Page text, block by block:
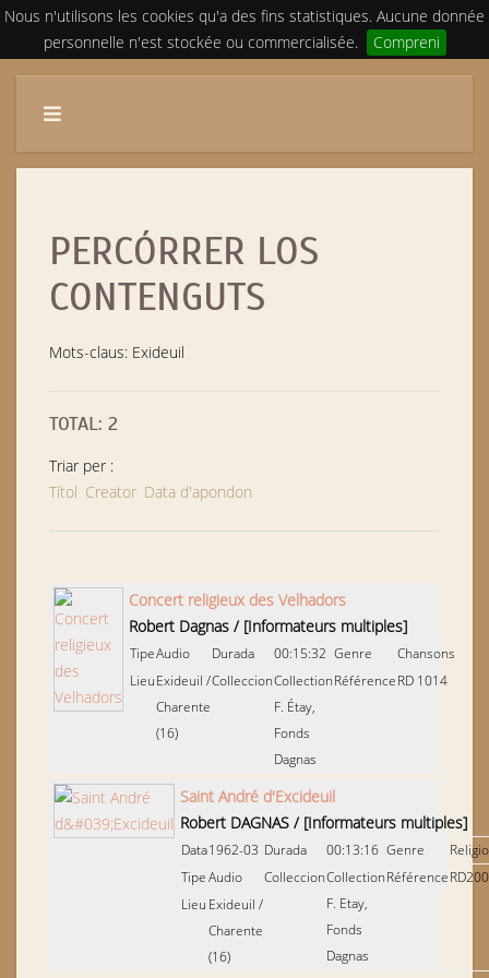
Nous n'utilisons les cookies qu'a des fins statistiques. Aucune donnée
personnelle n'est stockée ou commercialisée.
Compreni
PERCÓRRER LOS
CONTENGUTS
Mots-claus: Exideuil
TOTAL: 2
Triar per :
Títol Creator Data d'apondon
Concert religieux des Velhadors
Robert Dagnas / [Informateurs multiples]
TipeAudio
LieuExideuil /
Charente
(16)
Durada
00:15:32
ColleccionCollection
F. Étay,
Fonds
Dagnas
Genre
Chansons
RéférenceRD 1014
Saint André d'Excideuil
Robert DAGNAS / [Informateurs multiples]
Data1962-03
TipeAudio
Lieu Exideuil /
Charente
(16)
Durada
00:13:16
ColleccionCollection
F. Etay,
Fonds
Dagnas
Genre
Référence